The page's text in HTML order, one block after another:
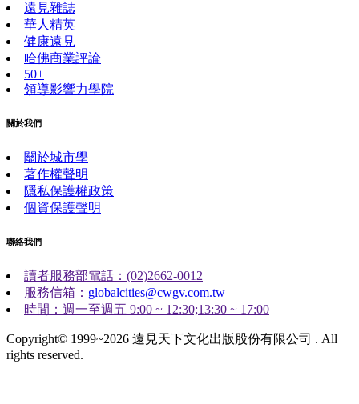
遠見雜誌
華人精英
健康遠見
哈佛商業評論
50+
領導影響力學院
關於我們
關於城市學
著作權聲明
隱私保護權政策
個資保護聲明
聯絡我們
讀者服務部電話：(02)2662-0012
服務信箱： globalcities@cwgv.com.tw
時間：週一至週五 9:00 ~ 12:30;13:30 ~ 17:00
Copyright© 1999~2026 遠見天下文化出版股份有限公司 . All
rights reserved.